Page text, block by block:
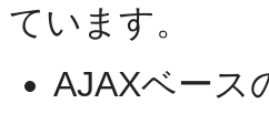
ています。
AJAXベース